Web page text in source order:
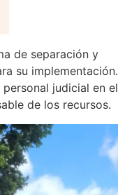
de separación y
su implementación.
judicial en el
de los recursos.